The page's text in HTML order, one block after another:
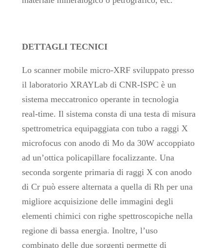
DETTAGLI TECNICI
Lo scanner mobile micro-XRF sviluppato presso
il laboratorio XRAYLab di CNR-ISPC è un
sistema meccatronico operante in tecnologia
real-time. Il sistema consta di una testa di misura
spettrometrica equipaggiata con tubo a raggi X
microfocus con anodo di Mo da 30W accoppiato
ad un’ottica policapillare focalizzante. Una
seconda sorgente primaria di raggi X con anodo
di Cr può essere alternata a quella di Rh per una
migliore acquisizione delle immagini degli
elementi chimici con righe spettroscopiche nella
regione di bassa energia. Inoltre, l’uso
combinato delle due sorgenti permette di